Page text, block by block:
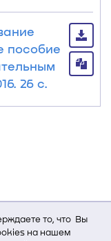
то, что Вы
на нашем
пособие
26 с.